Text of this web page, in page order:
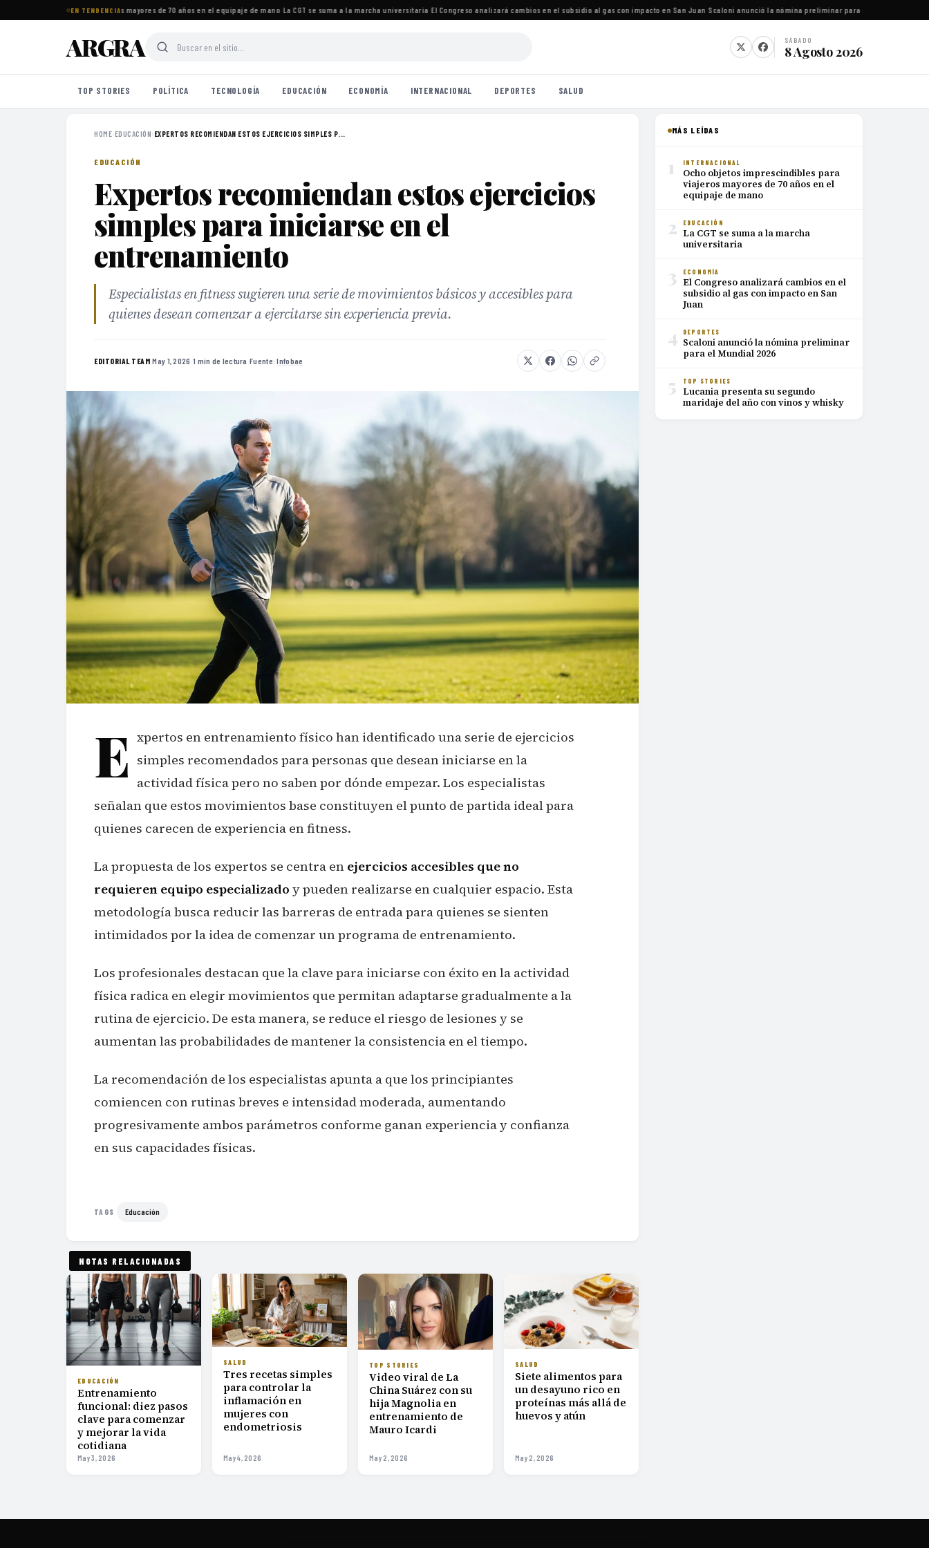
EN TENDENCIA
imprescindibles para viajeros mayores de 70 años en el equipaje de mano·La CGT se suma a la marcha universitaria·El Congreso analizará cambios en el subsidio al gas con impacto en San Juan·Scaloni anunció la nómina preliminar para el Mundial 2026
ARGRA SÁBADO
8 Agosto 2026
TOP STORIES POLÍTICA TECNOLOGÍA EDUCACIÓN ECONOMÍA INTERNACIONAL DEPORTES SALUD
HOME›EDUCACIÓN› EXPERTOS RECOMIENDAN ESTOS EJERCICIOS SIMPLES P...
EDUCACIÓN
Expertos recomiendan estos ejercicios
simples para iniciarse en el
entrenamiento
Especialistas en fitness sugieren una serie de movimientos básicos y accesibles para
quienes desean comenzar a ejercitarse sin experiencia previa.
EDITORIAL TEAM·May 1, 2026 ·1 min de lectura ·Fuente:Infobae
E xpertos en entrenamiento físico han identificado una serie de ejercicios
simples recomendados para personas que desean iniciarse en la
actividad física pero no saben por dónde empezar. Los especialistas
señalan que estos movimientos base constituyen el punto de partida ideal para
quienes carecen de experiencia en fitness.
La propuesta de los expertos se centra en ejercicios accesibles que no
requieren equipo especializado y pueden realizarse en cualquier espacio. Esta
metodología busca reducir las barreras de entrada para quienes se sienten
intimidados por la idea de comenzar un programa de entrenamiento.
Los profesionales destacan que la clave para iniciarse con éxito en la actividad
física radica en elegir movimientos que permitan adaptarse gradualmente a la
rutina de ejercicio. De esta manera, se reduce el riesgo de lesiones y se
aumentan las probabilidades de mantener la consistencia en el tiempo.
La recomendación de los especialistas apunta a que los principiantes
comiencen con rutinas breves e intensidad moderada, aumentando
progresivamente ambos parámetros conforme ganan experiencia y confianza
en sus capacidades físicas.
TAGS Educación
NOTAS RELACIONADAS
EDUCACIÓN
Entrenamiento
funcional: diez pasos
clave para comenzar
y mejorar la vida
cotidiana
May 3, 2026
SALUD
Tres recetas simples
para controlar la
inflamación en
mujeres con
endometriosis
May 4, 2026
TOP STORIES
Video viral de La
China Suárez con su
hija Magnolia en
entrenamiento de
Mauro Icardi
May 2, 2026
SALUD
Siete alimentos para
un desayuno rico en
proteínas más allá de
huevos y atún
May 2, 2026
MÁS LEÍDAS
1 INTERNACIONAL
Ocho objetos imprescindibles para
viajeros mayores de 70 años en el
equipaje de mano
2 EDUCACIÓN
La CGT se suma a la marcha
universitaria
3 ECONOMÍA
El Congreso analizará cambios en el
subsidio al gas con impacto en San
Juan
4 DEPORTES
Scaloni anunció la nómina preliminar
para el Mundial 2026
5 TOP STORIES
Lucania presenta su segundo
maridaje del año con vinos y whisky